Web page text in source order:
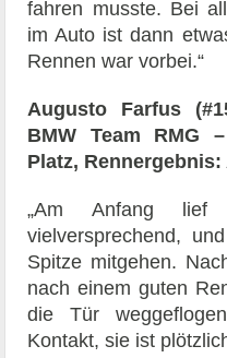
fahren musste. Bei
im Auto ist dann
Rennen war vorbei.“
Augusto Farfus
BMW Team RMG
Platz,
„Am Anfang
vielversprechend,
Spitze mitgehen.
nach einem guten
die Tür
Kontakt, sie ist